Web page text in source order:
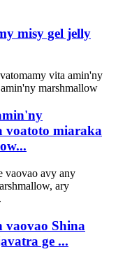
misy gel jelly
voatoto miaraka
vaovao Shina
ge ...